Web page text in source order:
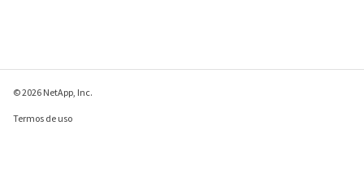
© 2026 NetApp, Inc.
Termos de uso